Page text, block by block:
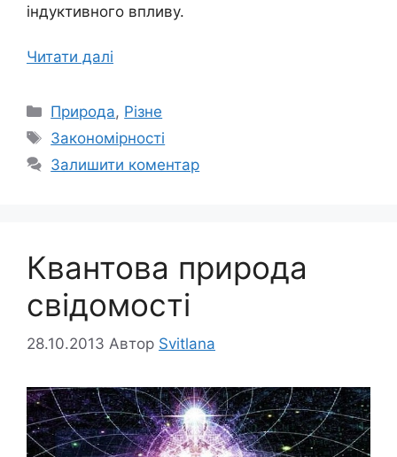
індуктивного впливу.
Читати далі
Категорії
Природа, Різне
Позначки
Закономірності
Залишити коментар
Квантова природа
свідомості
28.10.2013 Автор Svitlana